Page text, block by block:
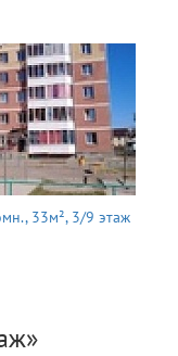
33м², 3/9 этаж